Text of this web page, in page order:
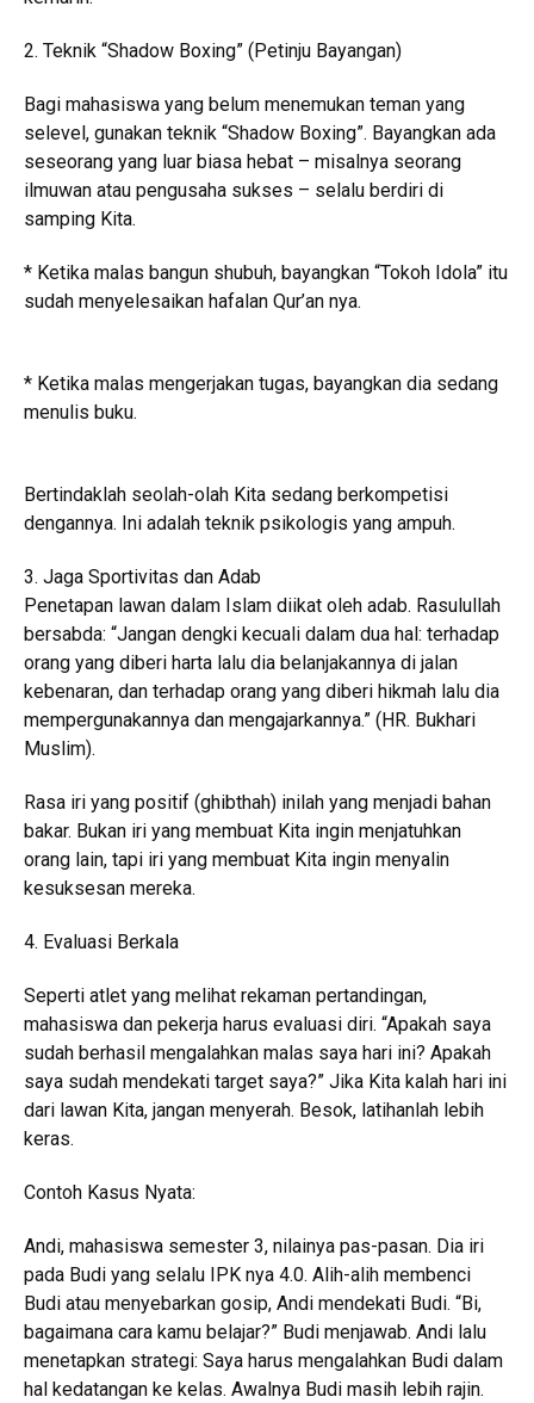
2. Teknik “Shadow Boxing” (Petinju Bayangan)
Bagi mahasiswa yang belum menemukan teman yang
selevel, gunakan teknik “Shadow Boxing”. Bayangkan ada
seseorang yang luar biasa hebat – misalnya seorang
ilmuwan atau pengusaha sukses – selalu berdiri di
samping Kita.
* Ketika malas bangun shubuh, bayangkan “Tokoh Idola” itu
sudah menyelesaikan hafalan Qur’an nya.
* Ketika malas mengerjakan tugas, bayangkan dia sedang
menulis buku.
Bertindaklah seolah-olah Kita sedang berkompetisi
dengannya. Ini adalah teknik psikologis yang ampuh.
3. Jaga Sportivitas dan Adab
Penetapan lawan dalam Islam diikat oleh adab. Rasulullah
bersabda: “Jangan dengki kecuali dalam dua hal: terhadap
orang yang diberi harta lalu dia belanjakannya di jalan
kebenaran, dan terhadap orang yang diberi hikmah lalu dia
mempergunakannya dan mengajarkannya.” (HR. Bukhari
Muslim).
Rasa iri yang positif (ghibthah) inilah yang menjadi bahan
bakar. Bukan iri yang membuat Kita ingin menjatuhkan
orang lain, tapi iri yang membuat Kita ingin menyalin
kesuksesan mereka.
4. Evaluasi Berkala
Seperti atlet yang melihat rekaman pertandingan,
mahasiswa dan pekerja harus evaluasi diri. “Apakah saya
sudah berhasil mengalahkan malas saya hari ini? Apakah
saya sudah mendekati target saya?” Jika Kita kalah hari ini
dari lawan Kita, jangan menyerah. Besok, latihanlah lebih
keras.
Contoh Kasus Nyata:
Andi, mahasiswa semester 3, nilainya pas-pasan. Dia iri
pada Budi yang selalu IPK nya 4.0. Alih-alih membenci
Budi atau menyebarkan gosip, Andi mendekati Budi. “Bi,
bagaimana cara kamu belajar?” Budi menjawab. Andi lalu
menetapkan strategi: Saya harus mengalahkan Budi dalam
hal kedatangan ke kelas. Awalnya Budi masih lebih rajin.